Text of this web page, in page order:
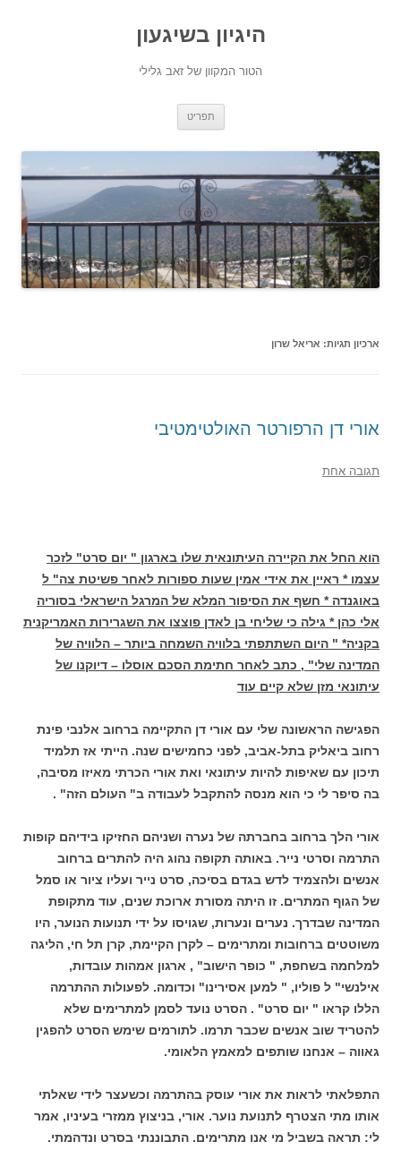
היגיון בשיגעון
הטור המקוון של זאב גלילי
תפריט
ארכיון תגיות: אריאל שרון
אורי דן הרפורטר האולטימטיבי
תגובה אחת
הוא החל את הקיירה העיתונאית שלו בארגון " יום סרט" לזכר
עצמו * ראיין את אידי אמין שעות ספורות לאחר פשיטת צה" ל
באוגנדה * חשף את הסיפור המלא של המרגל הישראלי בסוריה
אלי כהן * גילה כי שליחי בן לאדן פוצצו את השגרירות האמריקנית
בקניה* " היום השתתפתי בלוויה השמחה ביותר – הלוויה של
המדינה שלי" , כתב לאחר חתימת הסכם אוסלו – דיוקנו של
עיתונאי מזן שלא קיים עוד
הפגישה הראשונה שלי עם אורי דן התקיימה ברחוב אלנבי פינת
רחוב ביאליק בתל-אביב, לפני כחמישים שנה. הייתי אז תלמיד
תיכון עם שאיפות להיות עיתונאי ואת אורי הכרתי מאיזו מסיבה,
בה סיפר לי כי הוא מנסה להתקבל לעבודה ב" העולם הזה" .
אורי הלך ברחוב בחברתה של נערה ושניהם החזיקו בידיהם קופות
התרמה וסרטי נייר. באותה תקופה נהוג היה להתרים ברחוב
אנשים ולהצמיד לדש בגדם בסיכה, סרט נייר ועליו ציור או סמל
של הגוף המתרים. זו היתה מסורת ארוכת שנים, עוד מתקופת
המדינה שבדרך. נערים ונערות, שגויסו על ידי תנועות הנוער, היו
משוטטים ברחובות ומתרימים – לקרן הקיימת, קרן תל חי, הליגה
למלחמה בשחפת, " כופר הישוב" , ארגון אמהות עובדות,
אילנשי" ל פוליו, " למען אסירינו" וכדומה. לפעולות ההתרמה
הללו קראו " יום סרט" . הסרט נועד לסמן למתרימים שלא
להטריד שוב אנשים שכבר תרמו. לתורמים שימש הסרט להפגין
גאווה – אנחנו שותפים למאמץ הלאומי.
התפלאתי לראות את אורי עוסק בהתרמה וכשעצר לידי שאלתי
אותו מתי הצטרף לתנועת נוער. אורי, בניצוץ ממזרי בעיניו, אמר
לי: תראה בשביל מי אנו מתרימים. התבוננתי בסרט ונדהמתי.